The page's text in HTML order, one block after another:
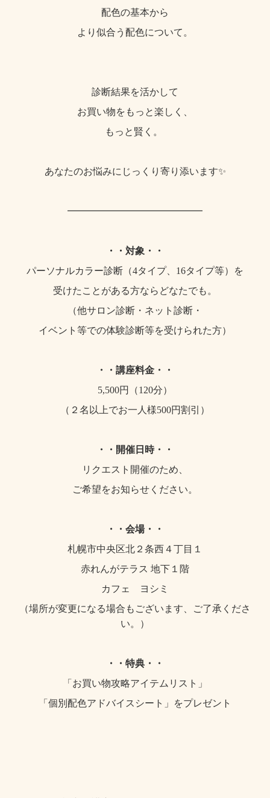
配色の基本から
より似合う配色について。
診断結果を活かして
お買い物をもっと楽しく、
もっと賢く。
あなたのお悩みにじっくり寄り添います✨
━━━━━━━━━━━━━━
・・対象・・
パーソナルカラー診断（4タイプ、16タイプ等）を
受けたことがある方ならどなたでも。
（他サロン診断・ネット診断・
イベント等での体験診断等を受けられた方）
・・ 講座料金 ・・
5,500円（120分）
（２名以上でお一人様500円割引）
・・ 開催日時・・
リクエスト開催のため、
ご希望をお知らせください。
・・ 会場・・
札幌市中央区北２条西４丁目１
赤れんがテラス 地下１階
カフェ ヨシミ
（場所が変更になる場合もございます、ご了承くださ
い。）
・・ 特典 ・・
「お買い物攻略アイテムリスト」
「個別配色アドバイスシート」をプレゼント